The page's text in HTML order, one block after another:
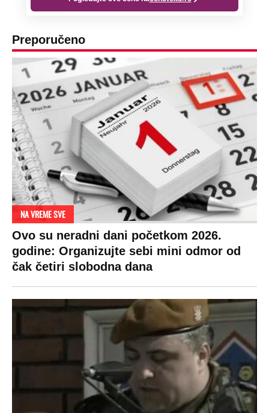
Preporučeno
NA VREME SVE
Ovo su neradni dani početkom 2026.
godine: Organizujte sebi mini odmor od
čak četiri slobodna dana